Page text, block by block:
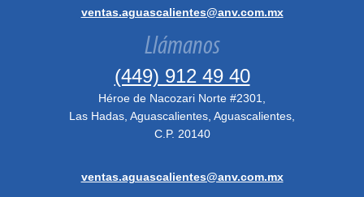
ventas.aguascalientes@anv.com.mx
Llámanos
(449) 912 49 40
Héroe de Nacozari Norte #2301,
Las Hadas, Aguascalientes, Aguascalientes,
C.P. 20140
ventas.aguascalientes@anv.com.mx